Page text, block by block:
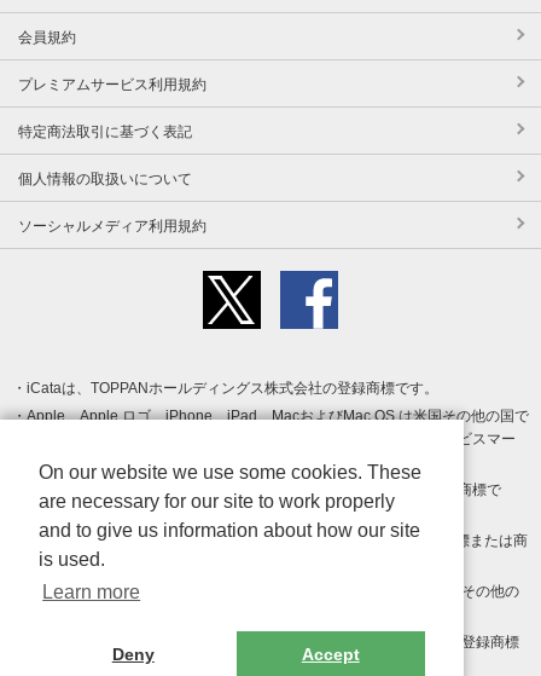
会員規約
プレミアムサービス利用規約
特定商法取引に基づく表記
個人情報の取扱いについて
ソーシャルメディア利用規約
iCataは、TOPPANホールディングス株式会社の登録商標です。
Apple、Apple ロゴ、iPhone、iPad、MacおよびMac OS は米国その他の国で
登録された Apple Inc. の商標です。App Store は Apple Inc. のサービスマー
クです。
Android、Google Play および Google Play ロゴ は Google LLC の商標で
す。
Windows は Microsoft Inc.の米国およびその他の国における登録商標または商
標です。
Adobe、Adobe Reader、Adobe PDF は、Adobe Inc.の米国およびその他の
その他、記載されている会社名、商品名、ロゴは各社の商標または登録商標
On our website we use some cookies. These
are necessary for our site to work properly
and to give us information about how our site
is used.
Learn more
Deny Accept